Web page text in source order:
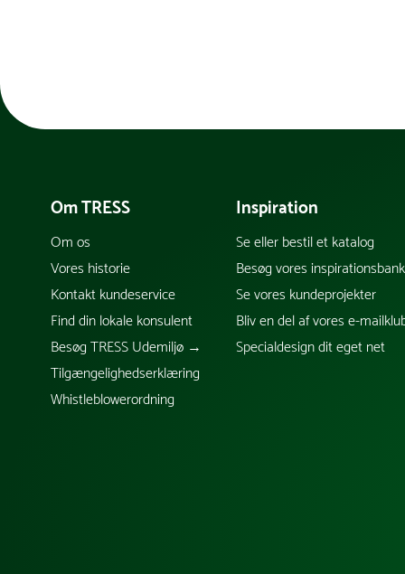
Om TRESS
Om os
Vores historie
Kontakt kundeservice
Find din lokale konsulent
Besøg TRESS Udemiljø →
Tilgængelighedserklæring
Whistleblowerordning
Inspiration
Se eller bestil et katalog
Besøg vores inspirationsbank
Se vores kundeprojekter
Bliv en del af vores e-
Specialdesign dit eget net